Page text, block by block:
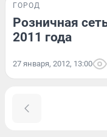
ГОРОД
Розничная
2011 года
27 января, 2012, 13:00